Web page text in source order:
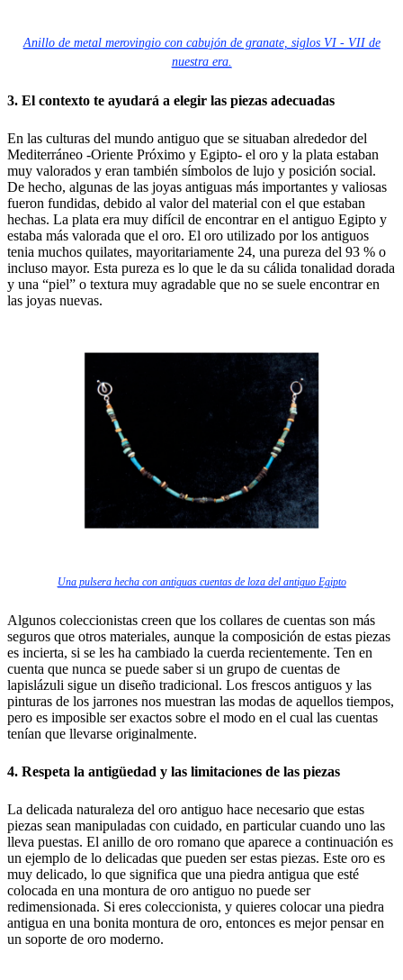
Anillo de metal merovingio con cabujón de granate, siglos VI - VII de
nuestra era.
3. El contexto te ayudará a elegir las piezas adecuadas
En las culturas del mundo antiguo que se situaban alrededor del
Mediterráneo -Oriente Próximo y Egipto- el oro y la plata estaban
muy valorados y eran también símbolos de lujo y posición social.
De hecho, algunas de las joyas antiguas más importantes y valiosas
fueron fundidas, debido al valor del material con el que estaban
hechas. La plata era muy difícil de encontrar en el antiguo Egipto y
estaba más valorada que el oro. El oro utilizado por los antiguos
tenia muchos quilates, mayoritariamente 24, una pureza del 93 % o
incluso mayor. Esta pureza es lo que le da su cálida tonalidad dorada
y una “piel” o textura muy agradable que no se suele encontrar en
las joyas nuevas.
Una pulsera hecha con antiguas cuentas de loza del antiguo Egipto
Algunos coleccionistas creen que los collares de cuentas son más
seguros que otros materiales, aunque la composición de estas piezas
es incierta, si se les ha cambiado la cuerda recientemente. Ten en
cuenta que nunca se puede saber si un grupo de cuentas de
lapislázuli sigue un diseño tradicional. Los frescos antiguos y las
pinturas de los jarrones nos muestran las modas de aquellos tiempos,
pero es imposible ser exactos sobre el modo en el cual las cuentas
tenían que llevarse originalmente.
4. Respeta la antigüedad y las limitaciones de las piezas
La delicada naturaleza del oro antiguo hace necesario que estas
piezas sean manipuladas con cuidado, en particular cuando uno las
lleva puestas. El anillo de oro romano que aparece a continuación es
un ejemplo de lo delicadas que pueden ser estas piezas. Este oro es
muy delicado, lo que significa que una piedra antigua que esté
colocada en una montura de oro antiguo no puede ser
redimensionada. Si eres coleccionista, y quieres colocar una piedra
antigua en una bonita montura de oro, entonces es mejor pensar en
un soporte de oro moderno.